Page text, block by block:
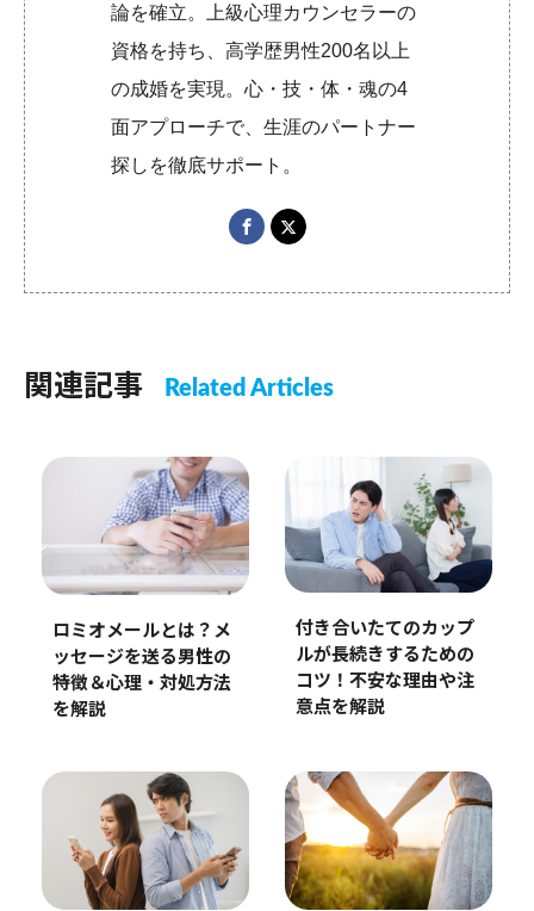
論を確立。上級心理カウンセラーの
資格を持ち、高学歴男性200名以上
の成婚を実現。心・技・体・魂の4
面アプローチで、生涯のパートナー
探しを徹底サポート。
関連記事 Related Articles
ロミオメールとは？メ
ッセージを送る男性の
特徴＆心理・対処方法
を解説
付き合いたてのカップ
ルが長続きするための
コツ！不安な理由や注
意点を解説